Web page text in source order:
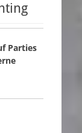
Parties